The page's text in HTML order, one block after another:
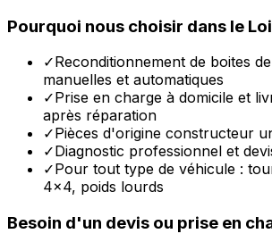
Pourquoi nous choisir dans le
✓Reconditionnement de boites
manuelles et automatiques
✓Prise en charge à domicile et
après réparation
✓Pièces d'origine constructeur
✓Diagnostic professionnel et
✓Pour tout type de véhicule :
4x4, poids lourds
Besoin d'un devis ou prise en